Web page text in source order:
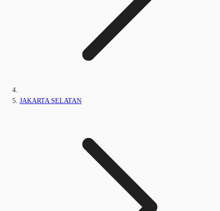
JAKARTA SELATAN